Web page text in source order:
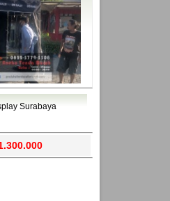
Surabaya